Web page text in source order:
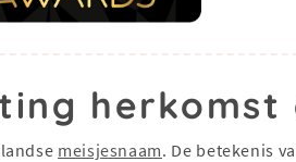
herkomst
meisjesnaam. De betekenis